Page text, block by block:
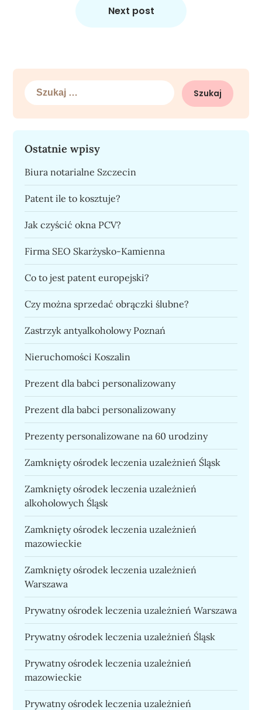
Next post
Szukaj:
Ostatnie wpisy
Biura notarialne Szczecin
Patent ile to kosztuje?
Jak czyścić okna PCV?
Firma SEO Skarżysko-Kamienna
Co to jest patent europejski?
Czy można sprzedać obrączki ślubne?
Zastrzyk antyalkoholowy Poznań
Nieruchomości Koszalin
Prezent dla babci personalizowany
Prezent dla babci personalizowany
Prezenty personalizowane na 60 urodziny
Zamknięty ośrodek leczenia uzależnień Śląsk
Zamknięty ośrodek leczenia uzależnień
alkoholowych Śląsk
Zamknięty ośrodek leczenia uzależnień
mazowieckie
Zamknięty ośrodek leczenia uzależnień
Warszawa
Prywatny ośrodek leczenia uzależnień Warszawa
Prywatny ośrodek leczenia uzależnień Śląsk
Prywatny ośrodek leczenia uzależnień
mazowieckie
Prywatny ośrodek leczenia uzależnień